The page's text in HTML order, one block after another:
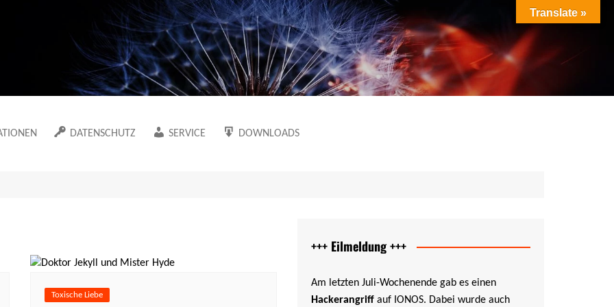
Marion Klüter
meinem Blog
DATENSCHUTZ SERVICE DOWNLOADS
Toxische Liebe
+++ Eilmeldung +++
Am letzten Juli-Wochenende gab es einen
Hackerangriff auf IONOS. Dabei wurde auch
Translate »